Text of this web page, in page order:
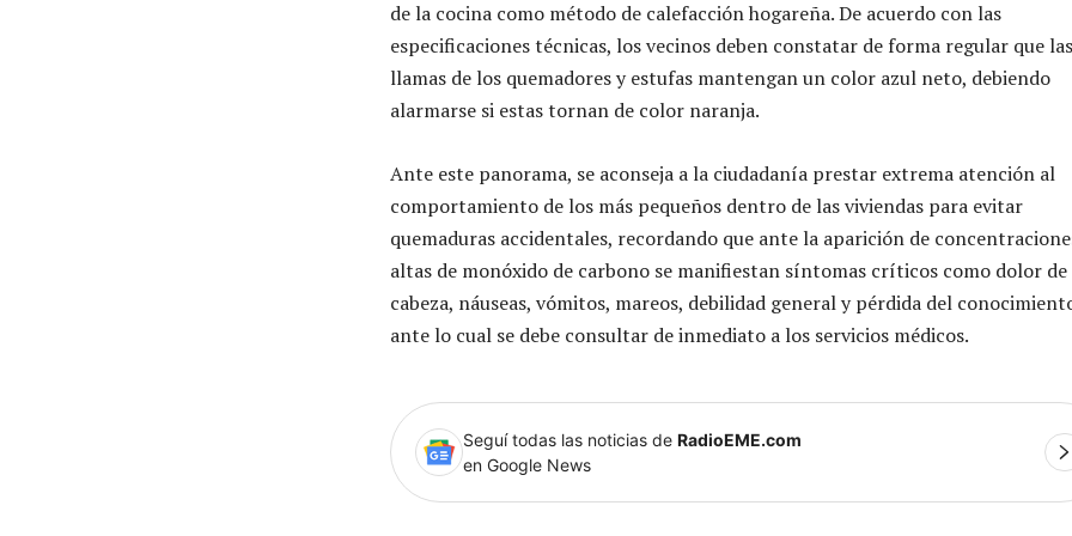
de la cocina como método de calefacción hogareña. De acuerdo con las
especificaciones técnicas, los vecinos deben constatar de forma regular que las
llamas de los quemadores y estufas mantengan un color azul neto, debiendo
alarmarse si estas tornan de color naranja.
Ante este panorama, se aconseja a la ciudadanía prestar extrema atención al
comportamiento de los más pequeños dentro de las viviendas para evitar
quemaduras accidentales, recordando que ante la aparición de
altas de monóxido de carbono se manifiestan síntomas críticos como dolor de
cabeza, náuseas, vómitos, mareos, debilidad general y pérdida del
ante lo cual se debe consultar de inmediato a los servicios médicos.
Seguí todas las noticias de RadioEME.com
en Google News